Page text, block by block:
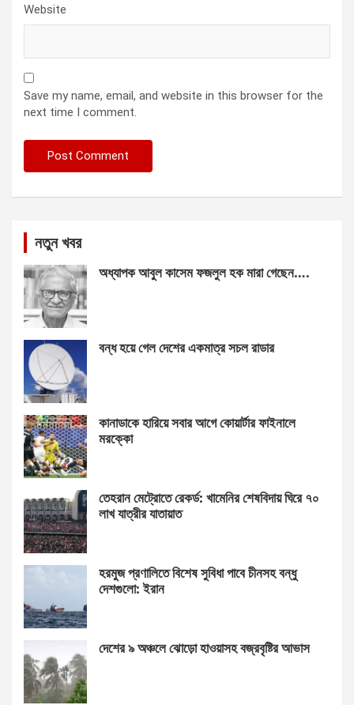
Website
Save my name, email, and website in this browser for the
next time I comment.
নতুন খবর
অধ্যাপক আবুল কাসেম ফজলুল হক মারা গেছেন….
বন্ধ হয়ে গেল দেশের একমাত্র সচল রাডার
কানাডাকে হারিয়ে সবার আগে কোয়ার্টার ফাইনালে
মরক্কো
তেহরান মেট্রোতে রেকর্ড: খামেনির শেষবিদায় ঘিরে ৭০
লাখ যাত্রীর যাতায়াত
হরমুজ প্রণালিতে বিশেষ সুবিধা পাবে চীনসহ বন্ধু
দেশগুলো: ইরান
দেশের ৯ অঞ্চলে ঝোড়ো হাওয়াসহ বজ্রবৃষ্টির আভাস